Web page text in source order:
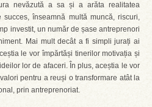
nevăzută a sa și a arăta realitatea
înseamnă multă muncă, riscuri,
investit, un număr de șase antreprenori
Mai mult decât a fi simpli jurați ai
le vor împărtăși tinerilor motivația și
lor de afaceri. În plus, aceștia le vor
pentru a reuși o transformare atât la
prin antreprenoriat.